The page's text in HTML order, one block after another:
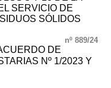
SERVICIO DE
SÓLIDOS
nº 889/24
DE
Nº 1/2023 Y